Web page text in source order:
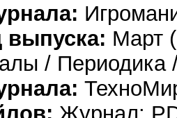
выпуска: Март
/ Периодика